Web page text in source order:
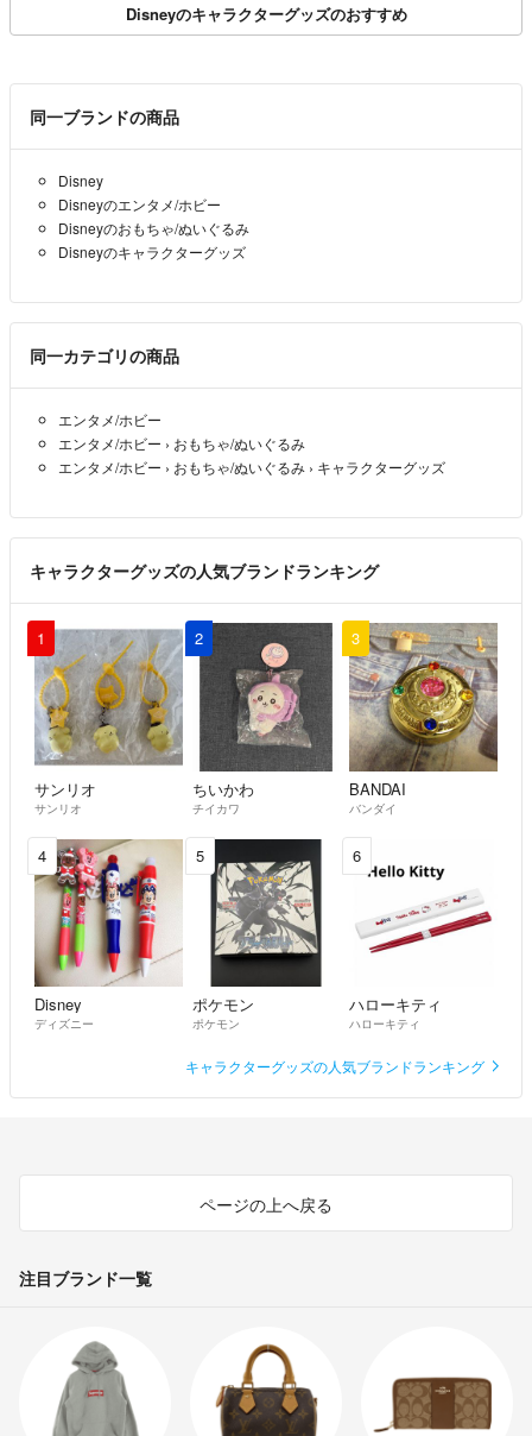
Disneyのキャラクターグッズのおすすめ
同一ブランドの商品
Disney
Disneyのエンタメ/ホビー
Disneyのおもちゃ/ぬいぐるみ
Disneyのキャラクターグッズ
同一カテゴリの商品
エンタメ/ホビー
エンタメ/ホビー › おもちゃ/ぬいぐるみ
エンタメ/ホビー › おもちゃ/ぬいぐるみ › キャラクターグッズ
キャラクターグッズの人気ブランドランキング
1
サンリオ
サンリオ
2
ちいかわ
チイカワ
3
BANDAI
バンダイ
4
Disney
ディズニー
5
ポケモン
ポケモン
6
ハローキティ
ハローキティ
キャラクターグッズの人気ブランドランキング
ページの上へ戻る
注目ブランド一覧